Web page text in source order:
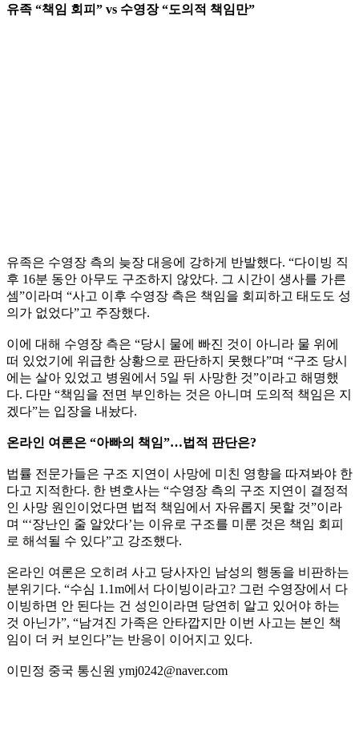
유족 “책임 회피” vs 수영장 “도의적 책임만”
유족은 수영장 측의 늦장 대응에 강하게 반발했다. “다이빙 직
후 16분 동안 아무도 구조하지 않았다. 그 시간이 생사를 가른
셈”이라며 “사고 이후 수영장 측은 책임을 회피하고 태도도 성
의가 없었다”고 주장했다.
이에 대해 수영장 측은 “당시 물에 빠진 것이 아니라 물 위에
떠 있었기에 위급한 상황으로 판단하지 못했다”며 “구조 당시
에는 살아 있었고 병원에서 5일 뒤 사망한 것”이라고 해명했
다. 다만 “책임을 전면 부인하는 것은 아니며 도의적 책임은 지
겠다”는 입장을 내놨다.
온라인 여론은 “아빠의 책임”…법적 판단은?
법률 전문가들은 구조 지연이 사망에 미친 영향을 따져봐야 한
다고 지적한다. 한 변호사는 “수영장 측의 구조 지연이 결정적
인 사망 원인이었다면 법적 책임에서 자유롭지 못할 것”이라
며 “‘장난인 줄 알았다’는 이유로 구조를 미룬 것은 책임 회피
로 해석될 수 있다”고 강조했다.
온라인 여론은 오히려 사고 당사자인 남성의 행동을 비판하는
분위기다. “수심 1.1m에서 다이빙이라고? 그런 수영장에서 다
이빙하면 안 된다는 건 성인이라면 당연히 알고 있어야 하는
것 아닌가”, “남겨진 가족은 안타깝지만 이번 사고는 본인 책
임이 더 커 보인다”는 반응이 이어지고 있다.
이민정 중국 통신원 ymj0242@naver.com